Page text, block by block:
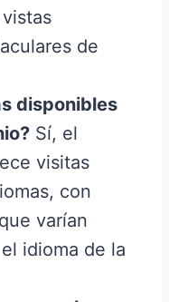
de
disponibles
Sí, el
visitas
con
varían
idioma de la